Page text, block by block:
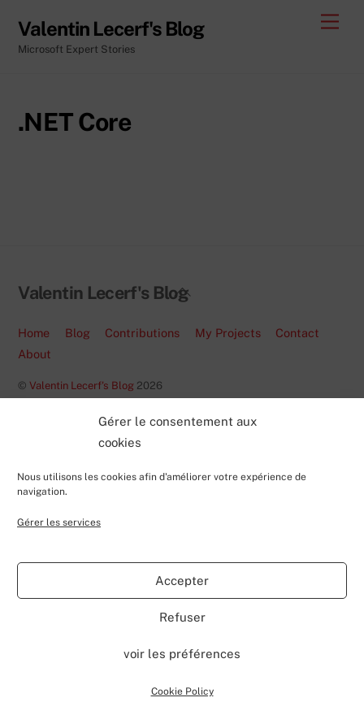
Gérer le consentement aux
cookies
Nous utilisons les cookies afin d'améliorer votre expérience de
navigation.
Gérer les services
Accepter
Refuser
voir les préférences
Cookie Policy
content
Valentin Lecerf's Blog
Microsoft Expert Stories
.NET Core
Back
Top
Valentin Lecerf's Blog
Home Blog Contributions My Projects
Contact
About
©Valentin Lecerf's Blog 2026